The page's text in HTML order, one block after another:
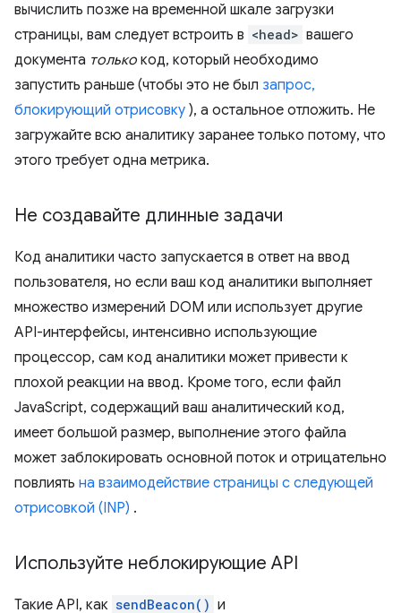
вычислить позже на временной шкале загрузки
страницы, вам следует встроить в <head> вашего
документа только код, который необходимо
запустить раньше (чтобы это не был запрос,
блокирующий отрисовку ), а остальное отложить. Не
загружайте всю аналитику заранее только потому, что
этого требует одна метрика.
Не создавайте длинные задачи
Код аналитики часто запускается в ответ на ввод
пользователя, но если ваш код аналитики выполняет
множество измерений DOM или использует другие
API-интерфейсы, интенсивно использующие
процессор, сам код аналитики может привести к
плохой реакции на ввод. Кроме того, если файл
JavaScript, содержащий ваш аналитический код,
имеет большой размер, выполнение этого файла
может заблокировать основной поток и отрицательно
повлиять на взаимодействие страницы с следующей
отрисовкой (INP) .
Используйте неблокирующие API
Такие API, как sendBeacon() и